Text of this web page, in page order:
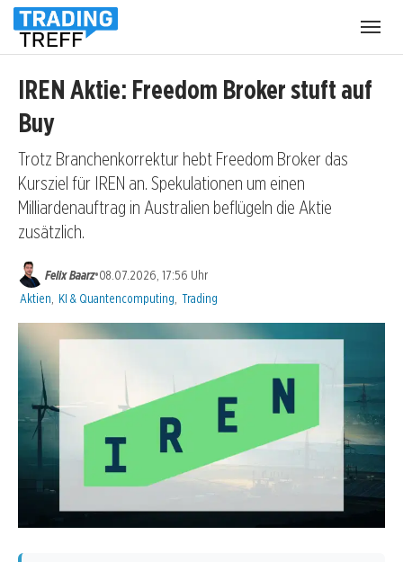
IREN Aktie: Freedom Broker stuft auf
Buy
Trotz Branchenkorrektur hebt Freedom Broker das
Kursziel für IREN an. Spekulationen um einen
Milliardenauftrag in Australien beflügeln die Aktie
zusätzlich.
Felix Baarz•08.07.2026, 17:56 Uhr
Kategorien:
Aktien KI & Quantencomputing Trading